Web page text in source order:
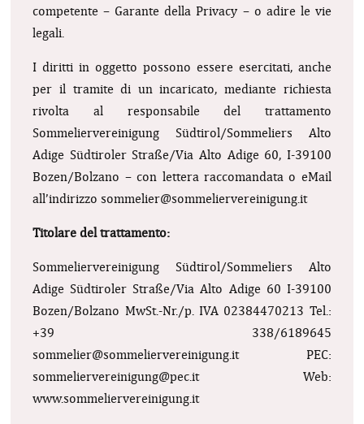
competente – Garante della Privacy – o adire le vie
legali.
I diritti in oggetto possono essere esercitati, anche
per il tramite di un incaricato, mediante richiesta
rivolta al responsabile del trattamento
Sommeliervereinigung Südtirol/Sommeliers Alto
Adige Südtiroler Straße/Via Alto Adige 60, I-39100
Bozen/Bolzano – con lettera raccomandata o eMail
all’indirizzosommelier@sommeliervereinigung.it
Titolare del trattamento:
Sommeliervereinigung Südtirol/Sommeliers Alto
Adige Südtiroler Straße/Via Alto Adige 60 I-39100
Bozen/Bolzano MwSt.-Nr./p. IVA 02384470213 Tel.:
+39 338/6189645
sommelier@sommeliervereinigung.itPEC:
sommeliervereinigung@pec.itWeb:
www.sommeliervereinigung.it